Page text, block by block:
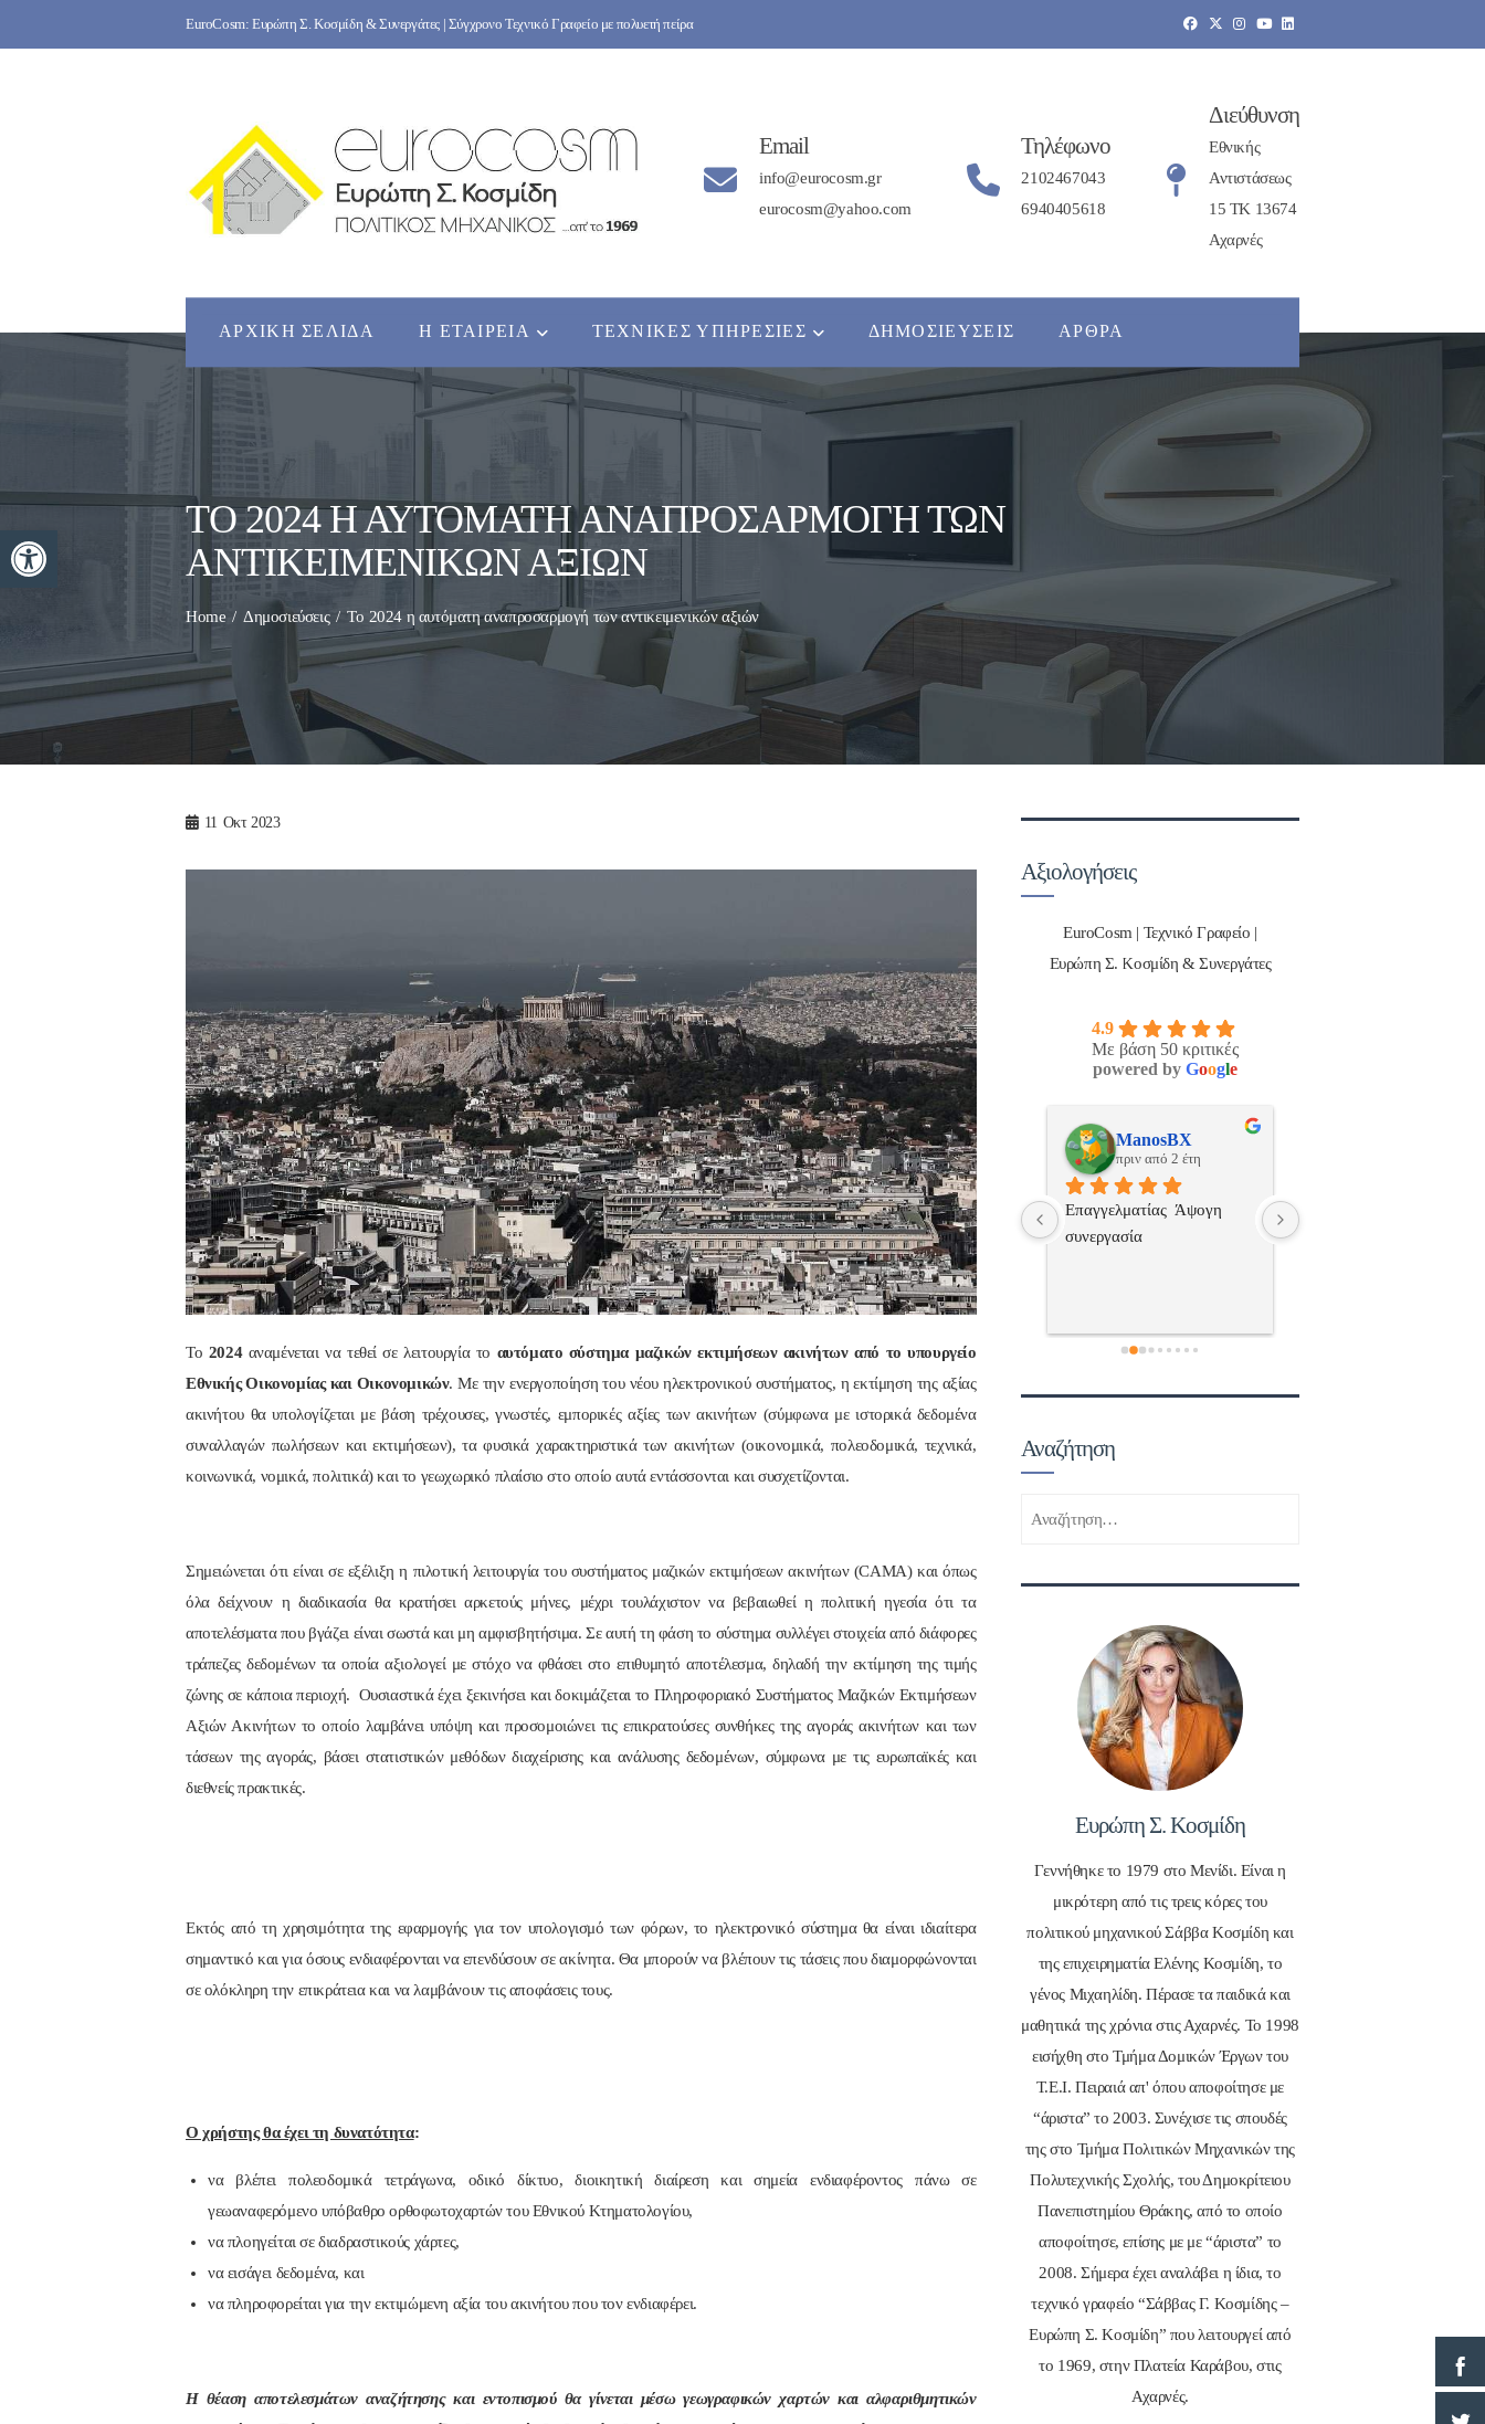
Ανοίξτε τη γραμμή εργαλείων
to
EuroCosm: Ευρώπη Σ. Κοσμίδη & Συνεργάτες | Σύγχρονο Τεχνικό Γραφείο με πολυετή πείρα
Email
info@eurocosm.gr
eurocosm@yahoo.com
Τηλέφωνο
2102467043
6940405618
Διεύθυνση
Εθνικής
Αντιστάσεως
15 ΤΚ 13674
Αχαρνές
ΑΡΧΙΚΉ ΣΕΛΊΔΑ Η ΕΤΑΙΡΕΊΑ ΤΕΧΝΙΚΈΣ ΥΠΗΡΕΣΊΕΣ ΔΗΜΟΣΙΕΎΣΕΙΣ ΆΡΘΡΑ
TΟ 2024 Η ΑΥΤΌΜΑΤΗ ΑΝΑΠΡΟΣΑΡΜΟΓΉ ΤΩΝ
ΑΝΤΙΚΕΙΜΕΝΙΚΏΝ ΑΞΙΏΝ
Home Δημοσιεύσεις Tο 2024 η αυτόματη αναπροσαρμογή των αντικειμενικών αξιών
11 Οκτ 2023
Το 2024αναμένεται να τεθεί σε λειτουργία το αυτόματο σύστημα μαζικών εκτιμήσεων ακινήτων από το υπουργείο
Εθνικής Οικονομίας και Οικονομικών. Με την ενεργοποίηση του νέου ηλεκτρονικού συστήματος, η εκτίμηση της αξίας
ακινήτου θα υπολογίζεται με βάση τρέχουσες, γνωστές, εμπορικές αξίες των ακινήτων (σύμφωνα με ιστορικά δεδομένα
συναλλαγών πωλήσεων και εκτιμήσεων), τα φυσικά χαρακτηριστικά των ακινήτων (οικονομικά, πολεοδομικά, τεχνικά,
κοινωνικά, νομικά, πολιτικά) και το γεωχωρικό πλαίσιο στο οποίο αυτά εντάσσονται και συσχετίζονται.
Σημειώνεται ότι είναι σε εξέλιξη η πιλοτική λειτουργία του συστήματος μαζικών εκτιμήσεων ακινήτων (CAMA) και όπως
όλα δείχνουν η διαδικασία θα κρατήσει αρκετούς μήνες, μέχρι τουλάχιστον να βεβαιωθεί η πολιτική ηγεσία ότι τα
αποτελέσματα που βγάζει είναι σωστά και μη αμφισβητήσιμα. Σε αυτή τη φάση το σύστημα συλλέγει στοιχεία από διάφορες
τράπεζες δεδομένων τα οποία αξιολογεί με στόχο να φθάσει στο επιθυμητό αποτέλεσμα, δηλαδή την εκτίμηση της τιμής
ζώνης σε κάποια περιοχή. Ουσιαστικά έχει ξεκινήσει και δοκιμάζεται το Πληροφοριακό Συστήματος Μαζικών Εκτιμήσεων
Αξιών Ακινήτων το οποίο λαμβάνει υπόψη και προσομοιώνει τις επικρατούσες συνθήκες της αγοράς ακινήτων και των
τάσεων της αγοράς, βάσει στατιστικών μεθόδων διαχείρισης και ανάλυσης δεδομένων, σύμφωνα με τις ευρωπαϊκές και
διεθνείς πρακτικές.
Εκτός από τη χρησιμότητα της εφαρμογής για τον υπολογισμό των φόρων, το ηλεκτρονικό σύστημα θα είναι ιδιαίτερα
σημαντικό και για όσους ενδιαφέρονται να επενδύσουν σε ακίνητα. Θα μπορούν να βλέπουν τις τάσεις που διαμορφώνονται
σε ολόκληρη την επικράτεια και να λαμβάνουν τις αποφάσεις τους.
Ο χρήστης θα έχει τη δυνατότητα:
να βλέπει πολεοδομικά τετράγωνα, οδικό δίκτυο, διοικητική διαίρεση και σημεία ενδιαφέροντος πάνω σε
γεωαναφερόμενο υπόβαθρο ορθοφωτοχαρτών του Εθνικού Κτηματολογίου,
να πλοηγείται σε διαδραστικούς χάρτες,
να εισάγει δεδομένα, και
να πληροφορείται για την εκτιμώμενη αξία του ακινήτου που τον ενδιαφέρει.
Η θέαση αποτελεσμάτων αναζήτησης και εντοπισμού θα γίνεται μέσω γεωγραφικών χαρτών και αλφαριθμητικών
Αξιολογήσεις
EuroCosm | Τεχνικό Γραφείο |
Ευρώπη Σ. Κοσμίδη & Συνεργάτες
4.9
Με βάση 50 κριτικές
powered by Google
Nik Nikolopoulos
πριν από 2 έτη
Άψογη στη συνεργασία ,
αποτελεσματική,Συνεπής,κ
ατατοπιστική.Με λίγα
λόγια άριστη
Επαγγελματίας ,πάντα με
το χαμόγελο.Την
ΣΥΣΤΗΝΩ ανεπιφύλακτα..
ManosBX
πριν από 2 έτη
Επαγγελματίας  Άψογη
συνεργασία
Αναζήτηση
Ευρώπη Σ. Κοσμίδη
Γεννήθηκε το 1979 στο Μενίδι. Είναι η
μικρότερη από τις τρεις κόρες του
πολιτικού μηχανικού Σάββα Κοσμίδη και
της επιχειρηματία Ελένης Κοσμίδη, το
γένος Μιχαηλίδη. Πέρασε τα παιδικά και
μαθητικά της χρόνια στις Αχαρνές. Το 1998
εισήχθη στο Τμήμα Δομικών Έργων του
Τ.Ε.Ι. Πειραιά απ' όπου αποφοίτησε με
“άριστα” το 2003. Συνέχισε τις σπουδές
της στο Τμήμα Πολιτικών Μηχανικών της
Πολυτεχνικής Σχολής, του Δημοκρίτειου
Πανεπιστημίου Θράκης, από το οποίο
αποφοίτησε, επίσης με με “άριστα” το
2008. Σήμερα έχει αναλάβει η ίδια, το
τεχνικό γραφείο “Σάββας Γ. Κοσμίδης –
Ευρώπη Σ. Κοσμίδη” που λειτουργεί από
το 1969, στην Πλατεία Καράβου, στις
Αχαρνές.